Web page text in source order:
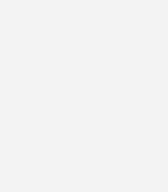
erhalten Sie regelmäßig von uns
und Neuigkeiten, gebündelt und
Newsletter bin ich damit einverstanden, über
Online-Angebote
KG
widerrufen und eine Abmeldung ist
zum Umgang mit Daten finden Sie